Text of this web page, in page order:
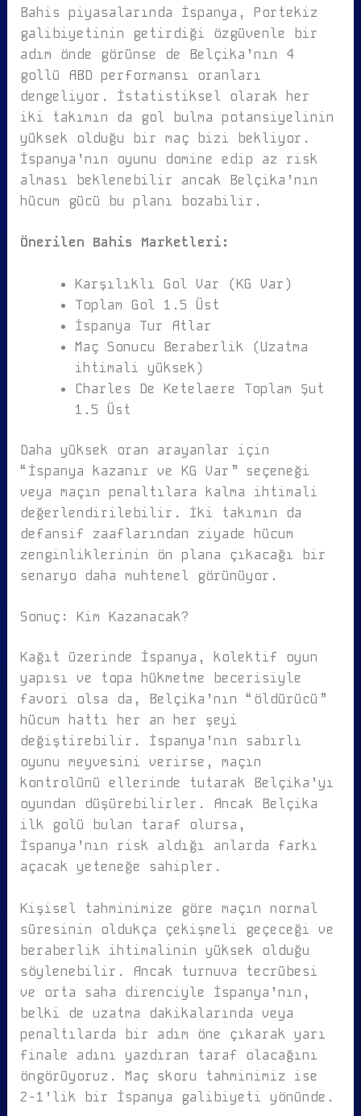
Bahis piyasalarında İspanya, Portekiz
galibiyetinin getirdiği özgüvenle bir
adım önde görünse de Belçika’nın 4
gollü ABD performansı oranları
dengeliyor. İstatistiksel olarak her
iki takımın da gol bulma potansiyelinin
yüksek olduğu bir maç bizi bekliyor.
İspanya’nın oyunu domine edip az risk
alması beklenebilir ancak Belçika’nın
hücum gücü bu planı bozabilir.
Önerilen Bahis Marketleri:
Karşılıklı Gol Var (KG Var)
Toplam Gol 1.5 Üst
İspanya Tur Atlar
Maç Sonucu Beraberlik (Uzatma
ihtimali yüksek)
Charles De Ketelaere Toplam Şut
1.5 Üst
Daha yüksek oran arayanlar için
“İspanya kazanır ve KG Var” seçeneği
veya maçın penaltılara kalma ihtimali
değerlendirilebilir. İki takımın da
defansif zaaflarından ziyade hücum
zenginliklerinin ön plana çıkacağı bir
senaryo daha muhtemel görünüyor.
Sonuç: Kim Kazanacak?
Kağıt üzerinde İspanya, kolektif oyun
yapısı ve topa hükmetme becerisiyle
favori olsa da, Belçika’nın “öldürücü”
hücum hattı her an her şeyi
değiştirebilir. İspanya’nın sabırlı
oyunu meyvesini verirse, maçın
kontrolünü ellerinde tutarak Belçika’yı
oyundan düşürebilirler. Ancak Belçika
ilk golü bulan taraf olursa,
İspanya’nın risk aldığı anlarda farkı
açacak yeteneğe sahipler.
Kişisel tahminimize göre maçın normal
süresinin oldukça çekişmeli geçeceği ve
beraberlik ihtimalinin yüksek olduğu
söylenebilir. Ancak turnuva tecrübesi
ve orta saha direnciyle İspanya’nın,
belki de uzatma dakikalarında veya
penaltılarda bir adım öne çıkarak yarı
finale adını yazdıran taraf olacağını
öngörüyoruz. Maç skoru tahminimiz ise
2-1’lik bir İspanya galibiyeti yönünde.